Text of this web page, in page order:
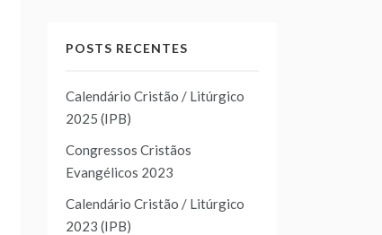
POSTS RECENTES
Calendário Cristão / Litúrgico
2025 (IPB)
Congressos Cristãos
Evangélicos 2023
Calendário Cristão / Litúrgico
2023 (IPB)